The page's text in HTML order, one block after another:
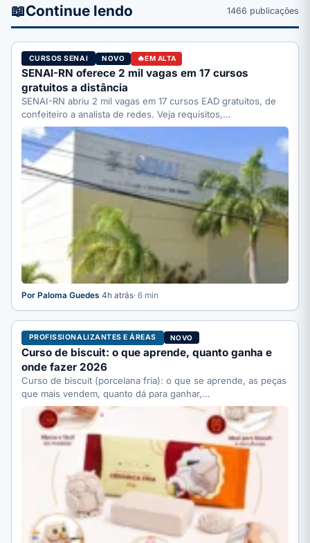
📖Continue lendo 1466 publicações
CURSOS SENAI NOVO EM ALTA
SENAI-RN oferece 2 mil vagas em 17 cursos
gratuitos a distância
SENAI-RN abriu 2 mil vagas em 17 cursos EAD gratuitos, de
confeiteiro a analista de redes. Veja requisitos,…
Por Paloma Guedes·4h atrás· 6 min
PROFISSIONALIZANTES E ÁREAS NOVO
Curso de biscuit: o que aprende, quanto ganha e
onde fazer 2026
Curso de biscuit (porcelana fria): o que se aprende, as peças
que mais vendem, quanto dá para ganhar,…